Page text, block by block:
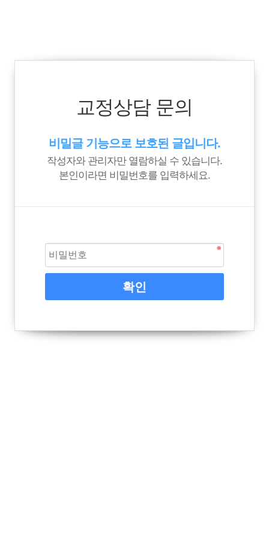
교정상담 문의
비밀글 기능으로 보호된 글입니다.
작성자와 관리자만 열람하실 수 있습니다.
본인이라면 비밀번호를 입력하세요.